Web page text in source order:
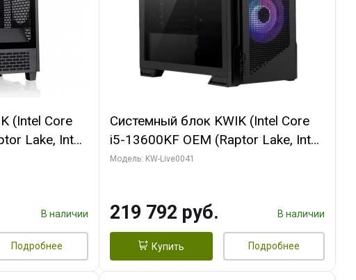
(Intel Core
Lake, Intel
ОЗУ/ MSI
В наличии
Подробнее
Системный блок KWIK (Intel Core
i5-13600KF OEM (Raptor Lake, Intel
7, C14 8EC/6PC/ 16 ГБ ОЗУ (2
256bit 3xDP HD/ 512 ГБ SSD)
Модель: KW-Live0041
219 792 руб. В наличии
Купить Подробнее